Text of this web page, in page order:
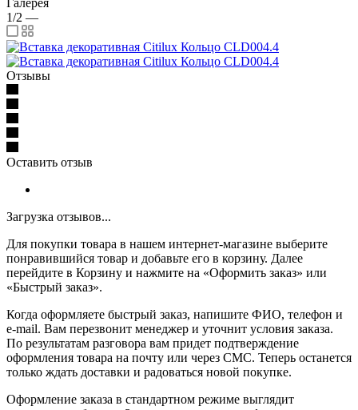
1/2 —
Отзывы
Оставить отзыв
Загрузка отзывов...
Для покупки товара в нашем интернет-магазине выберите
понравившийся товар и добавьте его в корзину. Далее
перейдите в Корзину и нажмите на «Оформить заказ» или
«Быстрый заказ».
Когда оформляете быстрый заказ, напишите ФИО, телефон и
e-mail. Вам перезвонит менеджер и уточнит условия заказа.
По результатам разговора вам придет подтверждение
оформления товара на почту или через СМС. Теперь останется
только ждать доставки и радоваться новой покупке.
Оформление заказа в стандартном режиме выглядит